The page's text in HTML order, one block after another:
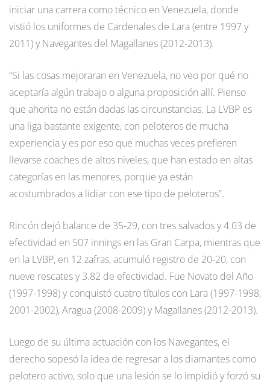
iniciar una carrera como técnico en Venezuela, donde
vistió los uniformes de Cardenales de Lara (entre 1997 y
2011) y Navegantes del Magallanes (2012-2013).
“Si las cosas mejoraran en Venezuela, no veo por qué no
aceptaría algún trabajo o alguna proposición allí. Pienso
que ahorita no están dadas las circunstancias. La LVBP es
una liga bastante exigente, con peloteros de mucha
experiencia y es por eso que muchas veces prefieren
llevarse coaches de altos niveles, que han estado en altas
categorías en las menores, porque ya están
acostumbrados a lidiar con ese tipo de peloteros”.
Rincón dejó balance de 35-29, con tres salvados y 4.03 de
efectividad en 507 innings en las Gran Carpa, mientras que
en la LVBP, en 12 zafras, acumuló registro de 20-20, con
nueve rescates y 3.82 de efectividad. Fue Novato del Año
(1997-1998) y conquistó cuatro títulos con Lara (1997-1998,
2001-2002), Aragua (2008-2009) y Magallanes (2012-2013).
Luego de su última actuación con los Navegantes, el
derecho sopesó la idea de regresar a los diamantes como
pelotero activo, solo que una lesión se lo impidió y forzó su